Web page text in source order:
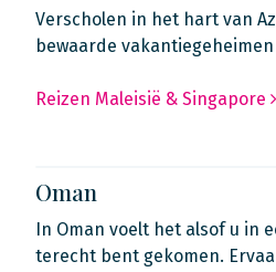
Verscholen in het hart van
bewaarde
Reizen Maleisië & Singapore
Oman
In Oman voelt het alsof u in
terecht bent gekomen.